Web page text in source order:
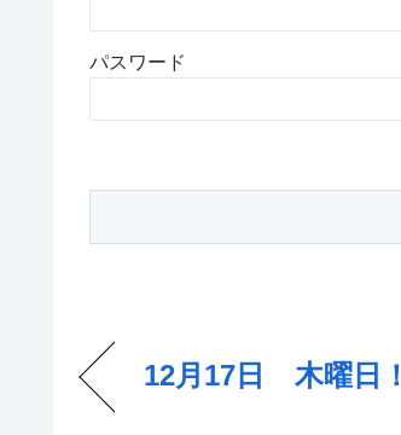
パスワード
12月17日 木曜日！